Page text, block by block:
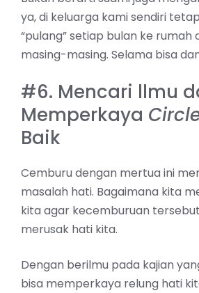
ya, di keluarga kami sendiri
“pulang” setiap bulan ke rumah
masing-masing. Selama bisa
#6. Mencari llmu
Memperkaya
Baik
Cemburu dengan mertua ini
masalah hati. Bagaimana kita
kita agar kecemburuan
merusak hati kita.
Dengan berilmu pada kajian
bisa memperkaya relung hati